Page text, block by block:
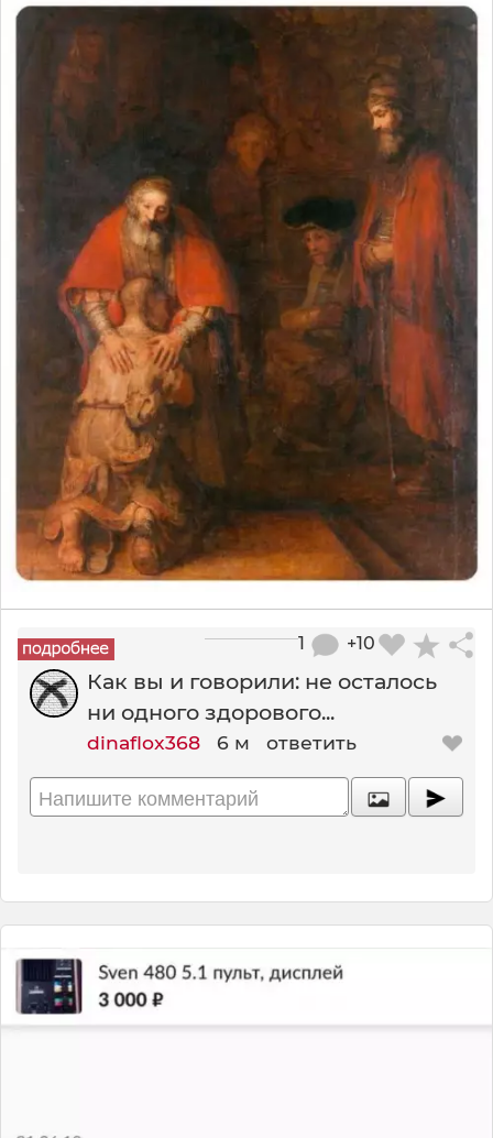
+10
1
Как вы и говорили: не осталось
ни одного здорового...
dinaflox368 6 м ответить